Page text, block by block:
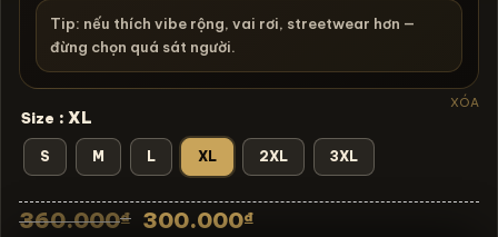
Tip: nếu thích vibe rộng, vai rơi, streetwear hơn —
đừng chọn quá sát người.
Size : XL
S M L XL 2XL 3XL
XÓA
360.000₫ Giá
300.000₫Giá